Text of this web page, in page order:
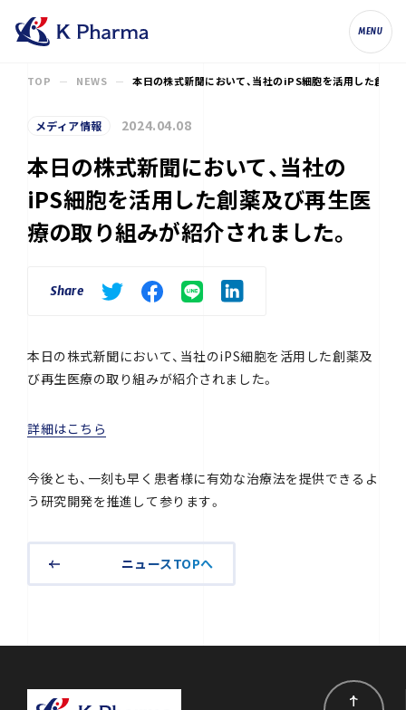
株式会社ケイファーマ（K Pharma, Inc.
MENU
TOP NEWS 本日の株式新聞において、当社のiPS細胞を活用した創薬
メディア情報 2024.04.08
本日の株式新聞において、当社の
iPS細胞を活用した創薬及び再生医
療の取り組みが紹介されました。
Share
本日の株式新聞において、当社のiPS細胞を活用した創薬及
び再生医療の取り組みが紹介されました。
詳細はこちら
今後とも、一刻も早く患者様に有効な治療法を提供できるよ
う研究開発を推進して参ります。
ニュースTOPへ